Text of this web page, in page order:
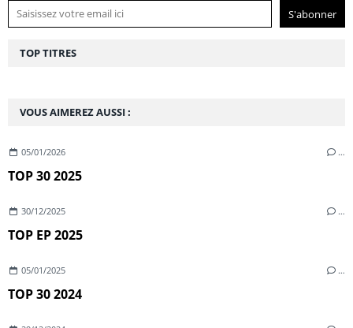
VOUS AIMEREZ AUSSI :
05/01/2026 …
TOP 30 2025
30/12/2025 …
TOP EP 2025
05/01/2025 …
TOP 30 2024
TOP TITRES